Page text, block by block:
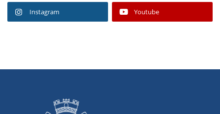
Instagram Youtube